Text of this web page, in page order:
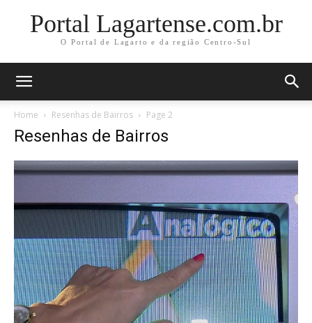
Portal Lagartense.com.br
O Portal de Lagarto e da região Centro-Sul
Home Resenhas de Bairros Page 2
Resenhas de Bairros